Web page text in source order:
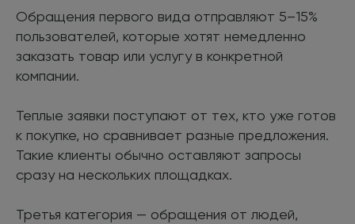
Обращения первого вида отправляют 5–15%
пользователей, которые хотят немедленно
заказать товар или услугу в конкретной
компании.
Теплые заявки поступают от тех, кто уже готов
к покупке, но сравнивает разные предложения.
Такие клиенты обычно оставляют запросы
сразу на нескольких площадках.
Третья категория — обращения от людей,